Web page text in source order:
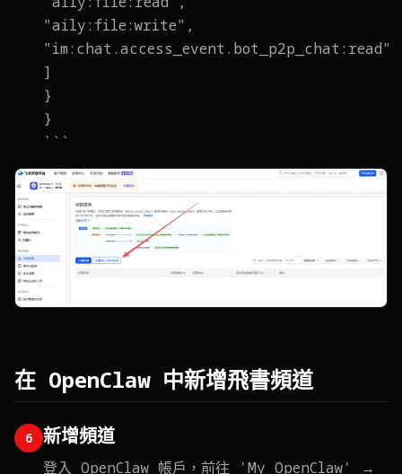
"aily:file:write",
"im:chat.access_event.bot_p2p_chat:read"
]
}
}
在 OpenClaw 中新增飛書頻道
6 新增頻道
登入 OpenClaw 帳戶，前往 'My OpenClaw' →